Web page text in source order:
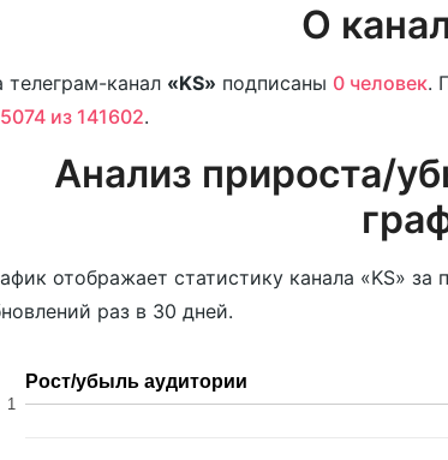
О
телеграм-канал «KS» подписаны 0 человек.
из 141602.
Анализ прироста/
отображает статистику канала «KS»
раз в 30 дней.
Рост/убыль аудитории
1